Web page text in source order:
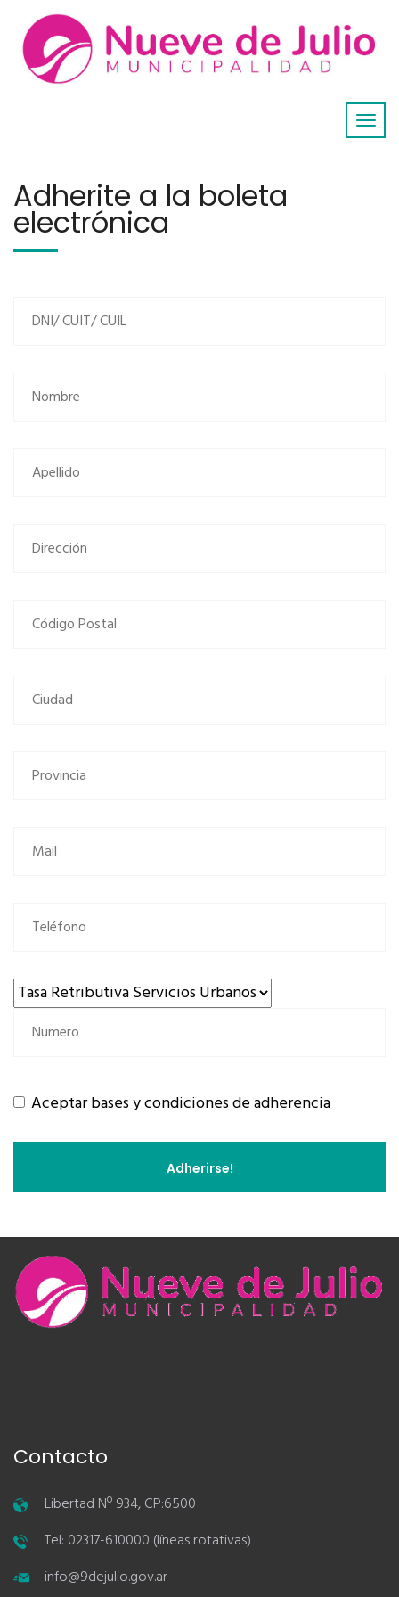
Adherite a la boleta
electrónica
Aceptar bases y condiciones de adherencia
Adherirse!
Contacto
Libertad Nº 934, CP:6500
Tel: 02317-610000 (líneas rotativas)
info@9dejulio.gov.ar